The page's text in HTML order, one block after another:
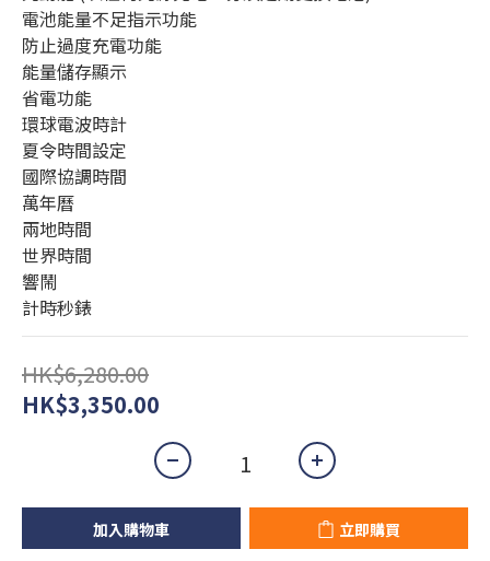
電池能量不足指示功能
防止過度充電功能
能量儲存顯示
省電功能
環球電波時計
夏令時間設定
國際協調時間
萬年曆
兩地時間
世界時間
響鬧
計時秒錶
HK$6,280.00
HK$3,350.00
加入購物車 立即購買